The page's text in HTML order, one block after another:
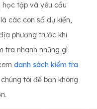
tập và yêu cầu
các con số dự kiến,
phương trước khi
tra nhanh những gì
danh sách kiểm tra
tôi để bạn không